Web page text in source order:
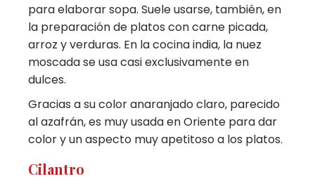
para elaborar sopa. Suele usarse, también, en
la preparación de platos con carne picada,
arroz y verduras. En la cocina india, la nuez
moscada se usa casi exclusivamente en
dulces.
Gracias a su color anaranjado claro, parecido
al azafrán, es muy usada en Oriente para dar
color y un aspecto muy apetitoso a los platos.
Cilantro